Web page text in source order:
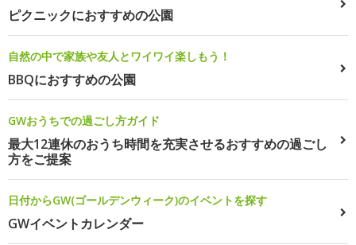
ピクニックにおすすめの公園
自然の中で家族や友人とワイワイ楽しもう！
BBQにおすすめの公園
GWおうちでの過ごし方ガイド
最大12連休のおうち時間を充実させるおすすめの過ごし
方をご提案
日付からGW(ゴールデンウィーク)のイベントを探す
GWイベントカレンダー